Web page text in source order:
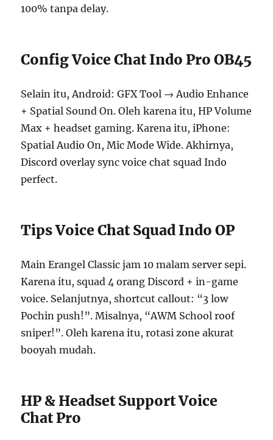
100% tanpa delay.
Config Voice Chat Indo Pro OB45
Selain itu, Android: GFX Tool → Audio Enhance
+ Spatial Sound On. Oleh karena itu, HP Volume
Max + headset gaming. Karena itu, iPhone:
Spatial Audio On, Mic Mode Wide. Akhirnya,
Discord overlay sync voice chat squad Indo
perfect.
Tips Voice Chat Squad Indo OP
Main Erangel Classic jam 10 malam server sepi.
Karena itu, squad 4 orang Discord + in-game
voice. Selanjutnya, shortcut callout: “3 low
Pochin push!”. Misalnya, “AWM School roof
sniper!”. Oleh karena itu, rotasi zone akurat
booyah mudah.
HP & Headset Support Voice
Chat Pro